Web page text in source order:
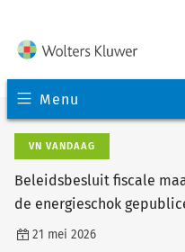
Menu
VN VANDAAG
Beleidsbesluit fiscale
de energieschok
21 mei 2026